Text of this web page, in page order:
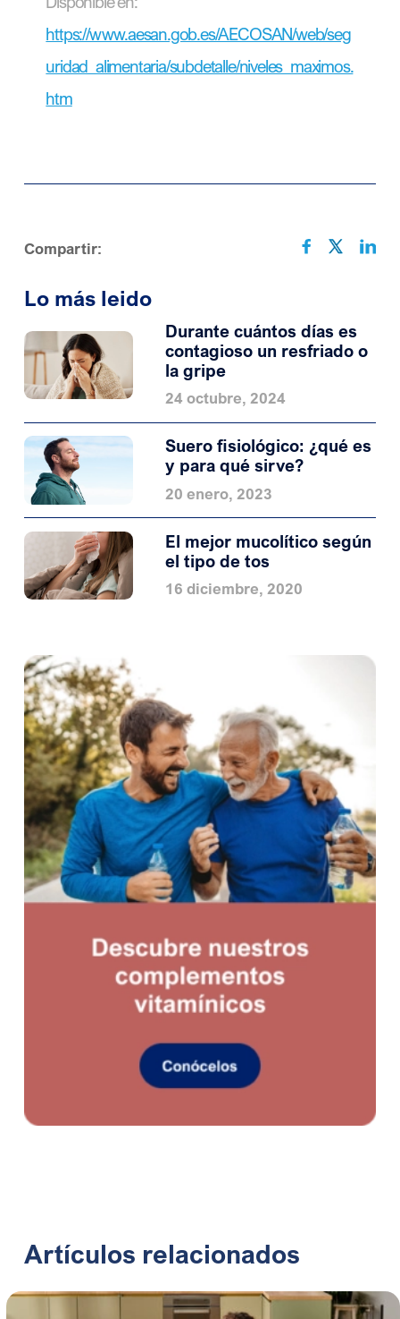
https://www.aesan.gob.es/AECOSAN/web/seg
uridad_alimentaria/subdetalle/niveles_maximos.
htm
Compartir:
Lo más leido
Durante cuántos días es
contagioso un resfriado o
la gripe
24 octubre, 2024
Suero fisiológico: ¿qué es
y para qué sirve?
20 enero, 2023
El mejor mucolítico según
el tipo de tos
16 diciembre, 2020
Artículos relacionados